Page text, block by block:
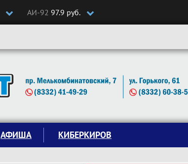
АИ-92 97.9 руб.
АФИША КИБЕРКИРОВ